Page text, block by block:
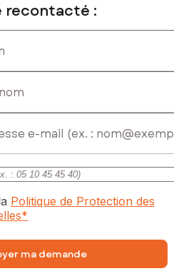
recontacté :
Politique de Protection des
*
ma demande